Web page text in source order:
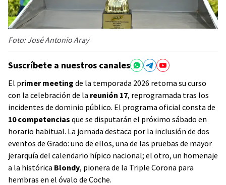
Foto: José Antonio Aray
Suscríbete a nuestros canales
El primer meeting de la temporada 2026 retoma su curso
con la celebración de la reunión 17, reprogramada tras los
incidentes de dominio público. El programa oficial consta de
10 competencias que se disputarán el próximo sábado en
horario habitual. La jornada destaca por la inclusión de dos
eventos de Grado: uno de ellos, una de las pruebas de mayor
jerarquía del calendario hípico nacional; el otro, un homenaje
a la histórica Blondy, pionera de la Triple Corona para
hembras en el óvalo de Coche.